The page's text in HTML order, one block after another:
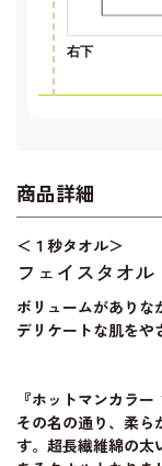
右下
商品詳細
＜１秒タオル＞
フェイスタオル
ボリュームがありな
デリケートな肌をや
『ホットマンカラー
その名の通り、柔ら
す。超長繊維綿の太